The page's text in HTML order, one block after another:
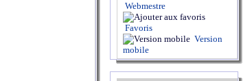
Webmestre
Favoris
Version
mobile